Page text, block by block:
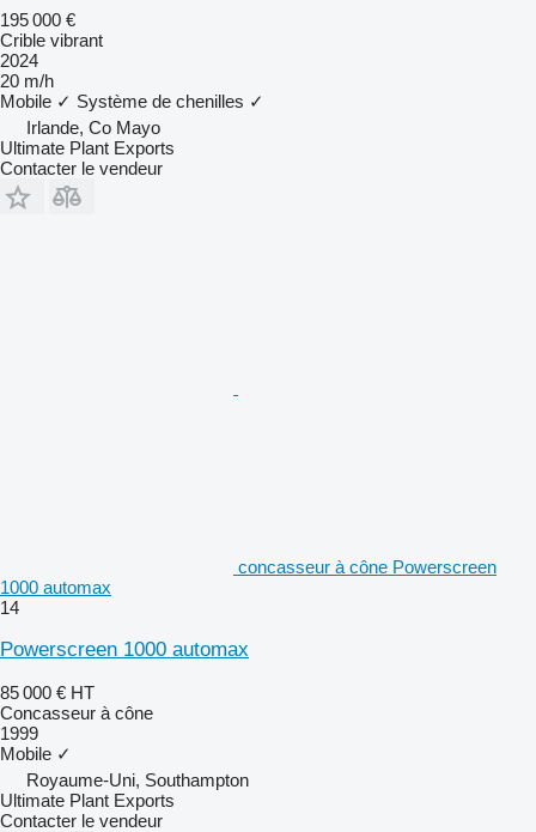
195 000 €
Crible vibrant
2024
20 m/h
Mobile ✓ Système de chenilles ✓
Irlande, Co Mayo
Ultimate Plant Exports
Contacter le vendeur
concasseur à cône Powerscreen
1000 automax
14
Powerscreen 1000 automax
85 000 € HT
Concasseur à cône
1999
Mobile ✓
Royaume-Uni, Southampton
Ultimate Plant Exports
Contacter le vendeur